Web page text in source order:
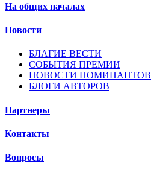
На общих началах
Новости
БЛАГИЕ ВЕСТИ
СОБЫТИЯ ПРЕМИИ
НОВОСТИ НОМИНАНТОВ
БЛОГИ АВТОРОВ
Партнеры
Контакты
Вопросы